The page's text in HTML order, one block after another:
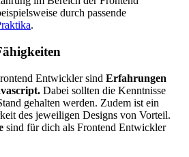
durch passende
.
Entwickler sind Erfahrungen
Dabei sollten die Kenntnisse
gehalten werden. Zudem ist ein
des jeweiligen Designs von Vorteil.
sind für dich als Frontend Entwickler